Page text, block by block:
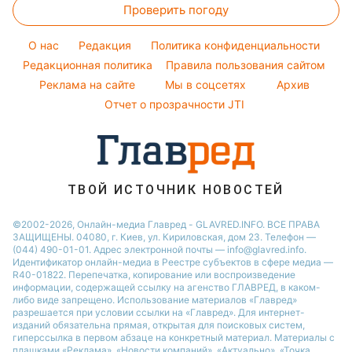
Виталий Козловский
София Ротару
Праздничное меню
Новости Днепра
Новости Черкассы
Новости Тернополя
Новости Ровно
Новости Запорожья
Новости Одессы
Погода на завтра
Пылевая буря
Тесты по картинке
Оптические иллюзии
Народные приметы
Все о шоу-бизнесе
Проверить погоду
O нас Редакция
Политика конфиденциальности
Редакционная политика
Правила пользования сайтом
Реклама на сайте
Мы в соцсетях
Архив
Отчет о прозрачности JTI
ТВОЙ ИСТОЧНИК НОВОСТЕЙ
©2002-2026, Онлайн-медиа Главред - GLAVRED.INFO. ВСЕ ПРАВА
ЗАЩИЩЕНЫ. 04080, г. Киев, ул. Кириловская, дом 23. Телефон —
(044) 490-01-01. Адрес электронной почты — info@glavred.info.
Идентификатор онлайн-медиа в Реестре cубъектов в сфере медиа —
R40-01822. Перепечатка, копирование или воспроизведение
информации, содержащей ссылку на агенство ГЛАВРЕД, в каком-
либо виде запрещено. Использование материалов «Главред»
разрешается при условии ссылки на «Главред». Для интернет-
изданий обязательна прямая, открытая для поисковых систем,
гиперссылка в первом абзаце на конкретный материал. Материалы с